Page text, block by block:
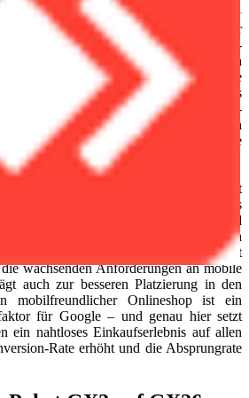
& GX4 Update hat das Bremer
Schritt gemacht, um das Gambio-
leistungsstark und anwenderfreundlich
Version GX2 bringt zahlreiche
mit sich, die sowohl technische als
Für Betreiber eines Gambio-
Update eine spürbare Erleichterung in
Flexibilität bei der Gestaltung und eine
erfolgreiches E-Commerce.
des Gambio GX2 & GX3 Updates ist
das deutlich flexibler und moderner als
ist. Die Integration von CSS3 und
responsive Designs, die sich
Bildschirmgrößen anpassen. Damit
wachsenden Anforderungen an mobile
auch zur besseren Platzierung in den
mobilfreundlicher Onlineshop ist ein
für Google – und genau hier setzt
ein nahtloses Einkaufserlebnis auf allen
Rate erhöht und die Absprungrate